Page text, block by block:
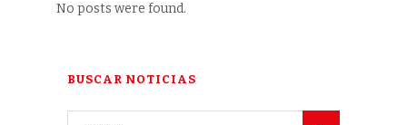
No posts were found.
BUSCAR NOTICIAS